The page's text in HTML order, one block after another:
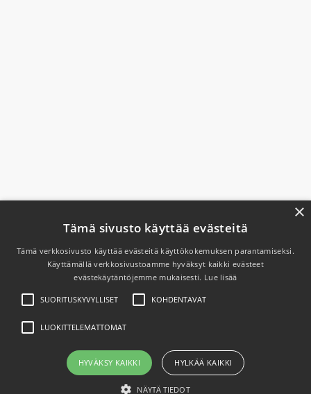
×
Tämä sivusto käyttää evästeitä
Tämä verkkosivusto käyttää evästeitä käyttökokemuksen parantamiseksi.
Käyttämällä verkkosivustoamme hyväksyt kaikki evästeet
evästekäytäntöjemme mukaisesti. Lue lisää
SUORITUSKYVYLLISET KOHDENTAVAT
LUOKITTELEMATTOMAT
HYVÄKSY KAIKKI HYLKÄÄ KAIKKI
NÄYTÄ TIEDOT